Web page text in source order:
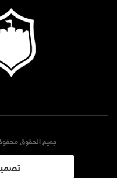
جميع الحقوق محفوظة